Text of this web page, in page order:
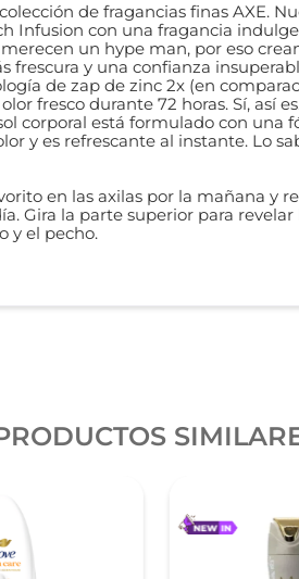
de fragancias finas AXE.
Infusion con una fragancia
un hype man, por eso
frescura y una confianza
de zap de zinc 2x (en
fresco durante 72 horas. Sí, así
corporal está formulado con una
y es refrescante al instante. Lo
en las axilas por la mañana y
Gira la parte superior para
y el pecho.